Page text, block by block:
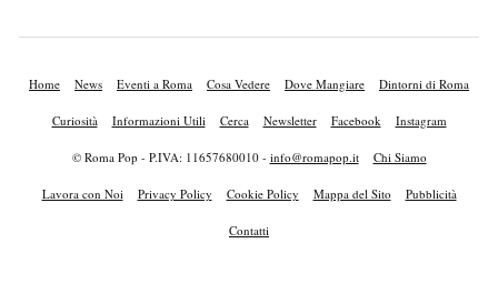
Home News Eventi a Roma Cosa Vedere Dove Mangiare Dintorni di Roma
Curiosità Informazioni Utili Cerca Newsletter Facebook Instagram
© Roma Pop - P.IVA: 11657680010 - info@romapop.it Chi Siamo
Lavora con Noi Privacy Policy Cookie Policy Mappa del Sito Pubblicità
Contatti